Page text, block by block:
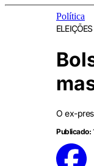
Política
O ex-
Publicado: